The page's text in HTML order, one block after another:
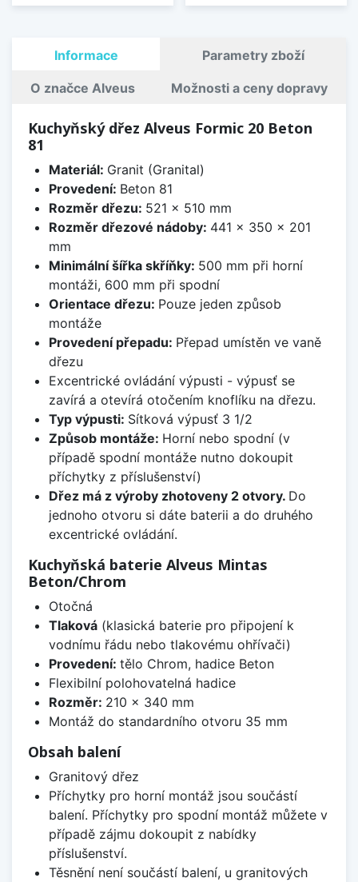
Informace Parametry zboží
O značce Alveus Možnosti a ceny dopravy
Kuchyňský dřez Alveus Formic 20 Beton
81
Materiál: Granit (Granital)
Provedení: Beton 81
Rozměr dřezu: 521 x 510 mm
Rozměr dřezové nádoby: 441 x 350 x 201
mm
Minimální šířka skříňky: 500 mm při horní
montáži, 600 mm při spodní
Orientace dřezu: Pouze jeden způsob
montáže
Provedení přepadu: Přepad umístěn ve vaně
dřezu
Excentrické ovládání výpusti - výpusť se
zavírá a otevírá otočením knoflíku na dřezu.
Typ výpusti: Sítková výpusť 3 1/2
Způsob montáže: Horní nebo spodní (v
případě spodní montáže nutno dokoupit
příchytky z příslušenství)
Dřez má z výroby zhotoveny 2 otvory. Do
jednoho otvoru si dáte baterii a do druhého
excentrické ovládání.
Kuchyňská baterie Alveus Mintas
Beton/Chrom
Otočná
Tlaková(klasická baterie pro připojení k
vodnímu řádu nebo tlakovému ohřívači)
Provedení: tělo Chrom, hadice Beton
Flexibilní polohovatelná hadice
Rozměr: 210 x 340 mm
Montáž do standardního otvoru 35 mm
Obsah balení
Granitový dřez
Příchytky pro horní montáž jsou součástí
balení. Příchytky pro spodní montáž můžete v
případě zájmu dokoupit z nabídky
příslušenství.
Těsnění není součástí balení, u granitových